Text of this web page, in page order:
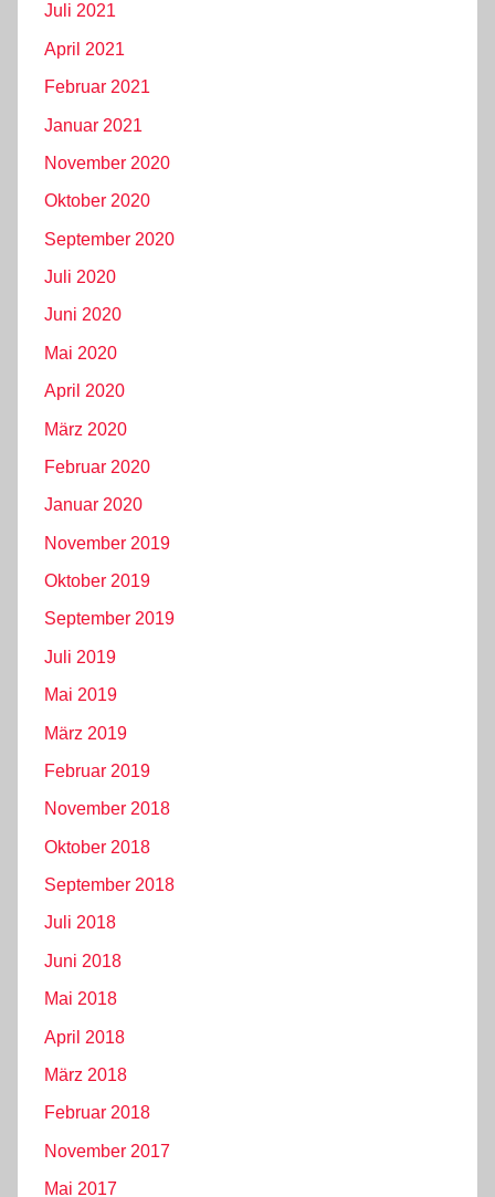
Juli 2021
April 2021
Februar 2021
Januar 2021
November 2020
Oktober 2020
September 2020
Juli 2020
Juni 2020
Mai 2020
April 2020
März 2020
Februar 2020
Januar 2020
November 2019
Oktober 2019
September 2019
Juli 2019
Mai 2019
März 2019
Februar 2019
November 2018
Oktober 2018
September 2018
Juli 2018
Juni 2018
Mai 2018
April 2018
März 2018
Februar 2018
November 2017
Mai 2017